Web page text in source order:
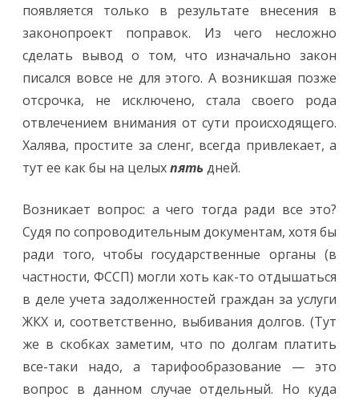
появляется только в результате внесения в
законопроект поправок. Из чего несложно
сделать вывод о том, что изначально закон
писался вовсе не для этого. А возникшая позже
отсрочка, не исключено, стала своего рода
отвлечением внимания от сути происходящего.
Халява, простите за сленг, всегда привлекает, а
тут ее как бы на целыхпять дней.
Возникает вопрос: а чего тогда ради все это?
Судя по сопроводительным документам, хотя бы
ради того, чтобы государственные органы (в
частности, ФССП) могли хоть как-то отдышаться
в деле учета задолженностей граждан за услуги
ЖКХ и, соответственно, выбивания долгов. (Тут
же в скобках заметим, что по долгам платить
все-таки надо, а тарифообразование — это
вопрос в данном случае отдельный. Но куда